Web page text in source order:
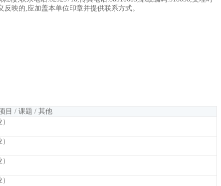
映的,应加盖本单位印章并提供联系方式。
目 / 课题 / 其他